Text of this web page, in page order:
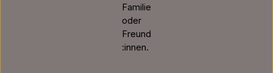
Familie
oder
Freund
:innen.